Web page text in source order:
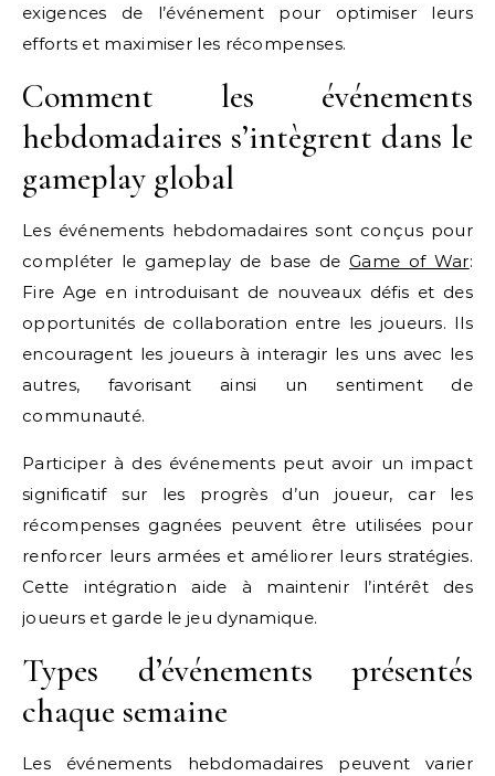
exigences de l’événement pour optimiser leurs
efforts et maximiser les récompenses.
Comment les événements
hebdomadaires s’intègrent dans le
gameplay global
Les événements hebdomadaires sont conçus pour
compléter le gameplay de base deGame of War:
Fire Age en introduisant de nouveaux défis et des
opportunités de collaboration entre les joueurs. Ils
encouragent les joueurs à interagir les uns avec les
autres, favorisant ainsi un sentiment de
communauté.
Participer à des événements peut avoir un impact
significatif sur les progrès d’un joueur, car les
récompenses gagnées peuvent être utilisées pour
renforcer leurs armées et améliorer leurs stratégies.
Cette intégration aide à maintenir l’intérêt des
joueurs et garde le jeu dynamique.
Types d’événements présentés
chaque semaine
Les événements hebdomadaires peuvent varier